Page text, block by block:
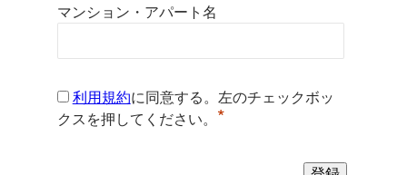
マンション・アパート名
利用規約に同意する。左のチェックボッ
クスを押してください。 *